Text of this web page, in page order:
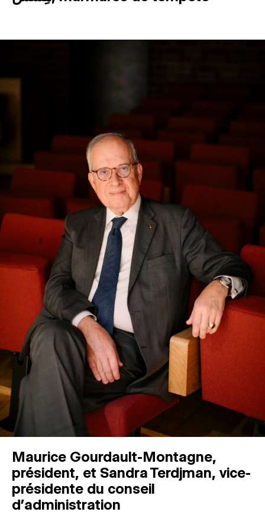
Maurice Gourdault-Montagne,
président, et Sandra Terdjman, vice-
présidente du conseil
d’administration